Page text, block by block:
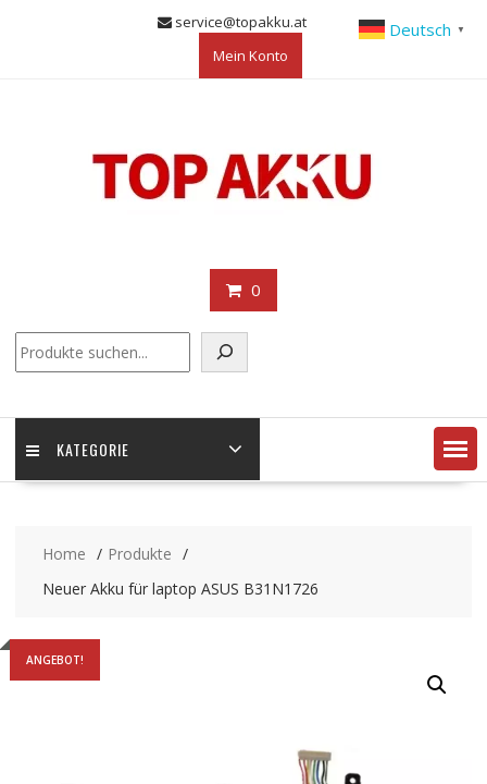
service@topakku.at
Mein Konto
0
KATEGORIE
Home
Produkte
Neuer Akku für laptop ASUS B31N1726
ANGEBOT!
Deutsch ▼